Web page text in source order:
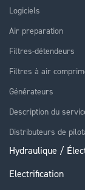
Logiciels
Air preparation
Filtres-détendeurs
Filtres à air
Générateurs
Description du
Distributeurs de
Hydraulique /
Electrification